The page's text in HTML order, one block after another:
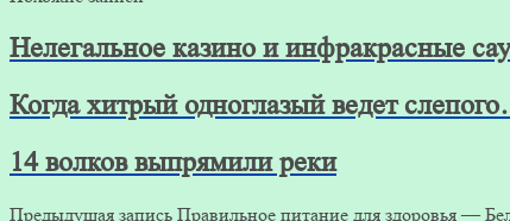
Нелегальное казино и инфракрасные
Когда хитрый одноглазый ведет
14 волков выпрямили реки
Предыдущая запись Правильное питание для здоровья —